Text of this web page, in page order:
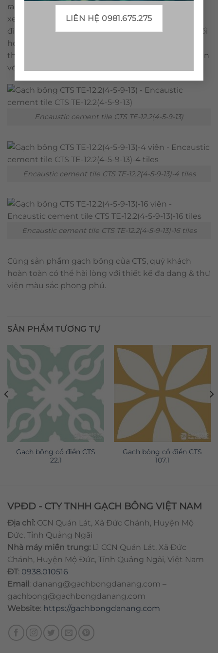
LIÊN HỆ 0981.675.275
ra ô nhiễm môi trường. Gạch bông trước đây được
xem như nữ hoàng trong vật liệu trang trí. Với ưu
điểm như: đang dạng về mẫu mã, màu sắc. Dễ phối
hợp với các loại vật liệu khác.Là loại vật liệu có tính
thoáng mát, dễ vệ sinh. Đặc biệt, gạch bông rất bền
với thời gian.
Encaustic cement tile CTS TE-12.2(4-5-9-13)
Encaustic cement tile CTS TE-12.2(4-5-9-13)-4 tiles
Encaustic cement tile CTS TE-12.2(4-5-9-13)-16 tiles
Cùng sản phẩm gạch bông của CTS, quý khách
hoàn toàn có thể hài lòng với thiết kế đa dạng & thư
viện màu sắc phong phú.
SẢN PHẨM TƯƠNG TỰ
Gạch bông cổ điển CTS
22.1
Gạch bông cổ điển CTS
107.1
VPĐD - CTY TNHH GẠCH BÔNG VIỆT NAM
Địa chỉ: CCN Quán Lát, Xã Đức Chánh, Huyện Mộ
Đức, Tỉnh Quảng Ngãi
Nhà máy miền trung: L1 CCN Quán Lát, Xã Đức
Chánh, Huyện Mộ Đức, Tỉnh Quảng Ngãi, Việt Nam
ĐT: 0938.010516
Email: danang@gachbongdanang.com –
gachbong@gachbongdanang.com
Website: https://gachbongdanang.com